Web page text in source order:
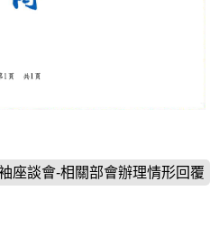
座談會-相關部會辦理情形回覆